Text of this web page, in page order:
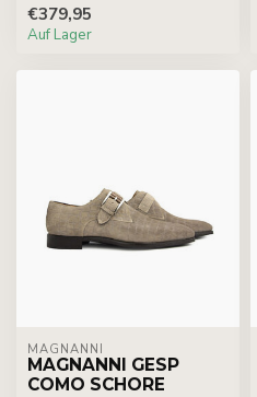
€379,95
Auf Lager
MAGNANNI
MAGNANNI GESP
COMO SCHORE